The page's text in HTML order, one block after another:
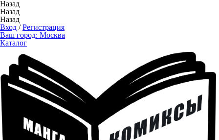
Назад
Назад
Назад
Вход /Регистрация
Ваш город: Москва
Каталог